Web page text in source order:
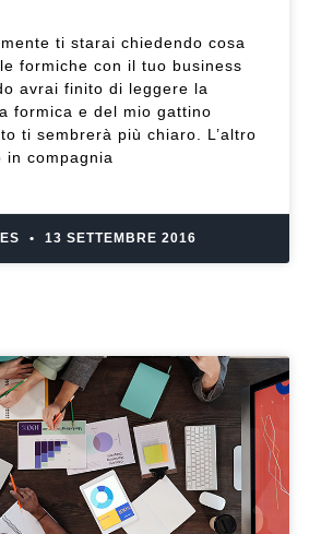
ti starai chiedendo cosa
formiche con il tuo business
avrai finito di leggere la
formica e del mio gattino
ti sembrerà più chiaro. L’altro
in compagnia
13 SETTEMBRE 2016